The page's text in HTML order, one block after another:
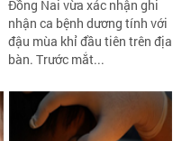
Đồng Nai vừa xác nhận ghi
nhận ca bệnh dương tính với
đậu mùa khỉ đầu tiên trên địa
bàn. Trước mắt...